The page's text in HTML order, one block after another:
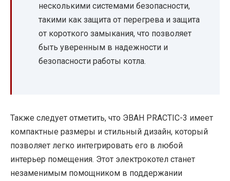
несколькими системами безопасности,
такими как защита от перегрева и защита
от короткого замыкания, что позволяет
быть уверенным в надежности и
безопасности работы котла.
Также следует отметить, что ЭВАН PRACTIC-3 имеет
компактные размеры и стильный дизайн, который
позволяет легко интегрировать его в любой
интерьер помещения. Этот электрокотел станет
незаменимым помощником в поддержании